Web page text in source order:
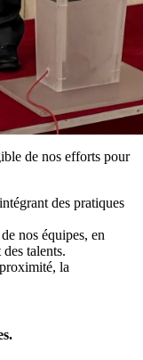
de nos efforts pour
des pratiques
nos équipes, en
talents.
la